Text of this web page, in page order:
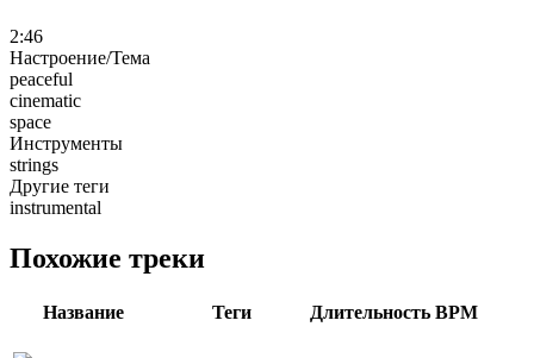
2:46
Настроение/Тема
peaceful
cinematic
space
Инструменты
strings
Другие теги
instrumental
Похожие треки
Название Теги Длительность BPM